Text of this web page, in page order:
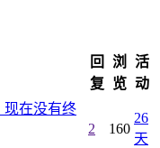
回
复
浏
览
活
动
现在没有终
2 160
26
天